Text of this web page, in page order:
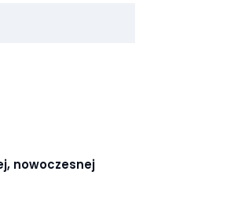
nowoczesnej